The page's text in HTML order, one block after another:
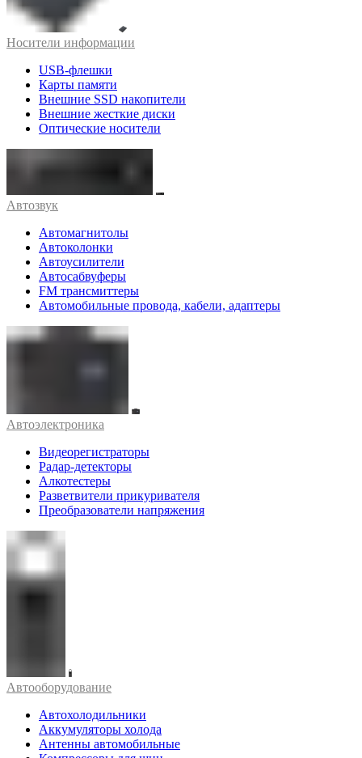
Носители информации
USB-флешки
Карты памяти
Внешние SSD накопители
Внешние жесткие диски
Оптические носители
Автозвук
Автомагнитолы
Автоколонки
Автоусилители
Автосабвуферы
FM трансмиттеры
Автомобильные провода, кабели, адаптеры
Автоэлектроника
Видеорегистраторы
Радар-детекторы
Алкотестеры
Разветвители прикуривателя
Преобразователи напряжения
Автооборудование
Автохолодильники
Аккумуляторы холода
Антенны автомобильные